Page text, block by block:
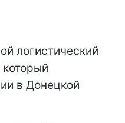
логистический
который
в Донецкой